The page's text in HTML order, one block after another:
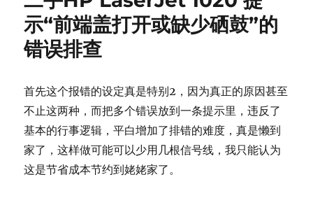
示“前端盖打开或缺少硒鼓”的
错误排查
首先这个报错的设定真是特别2，因为真正的原因甚至
不止这两种，而把多个错误放到一条提示里，违反了
基本的行事逻辑，平白增加了排错的难度，真是懒到
家了，这样做可能可以少用几根信号线，我只能认为
这是节省成本节约到姥姥家了。